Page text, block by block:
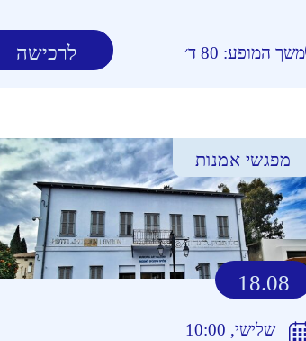
לרכישה משך המופע: 80 ד׳
מפגשי אמנות
18.08
שלישי, 10:00